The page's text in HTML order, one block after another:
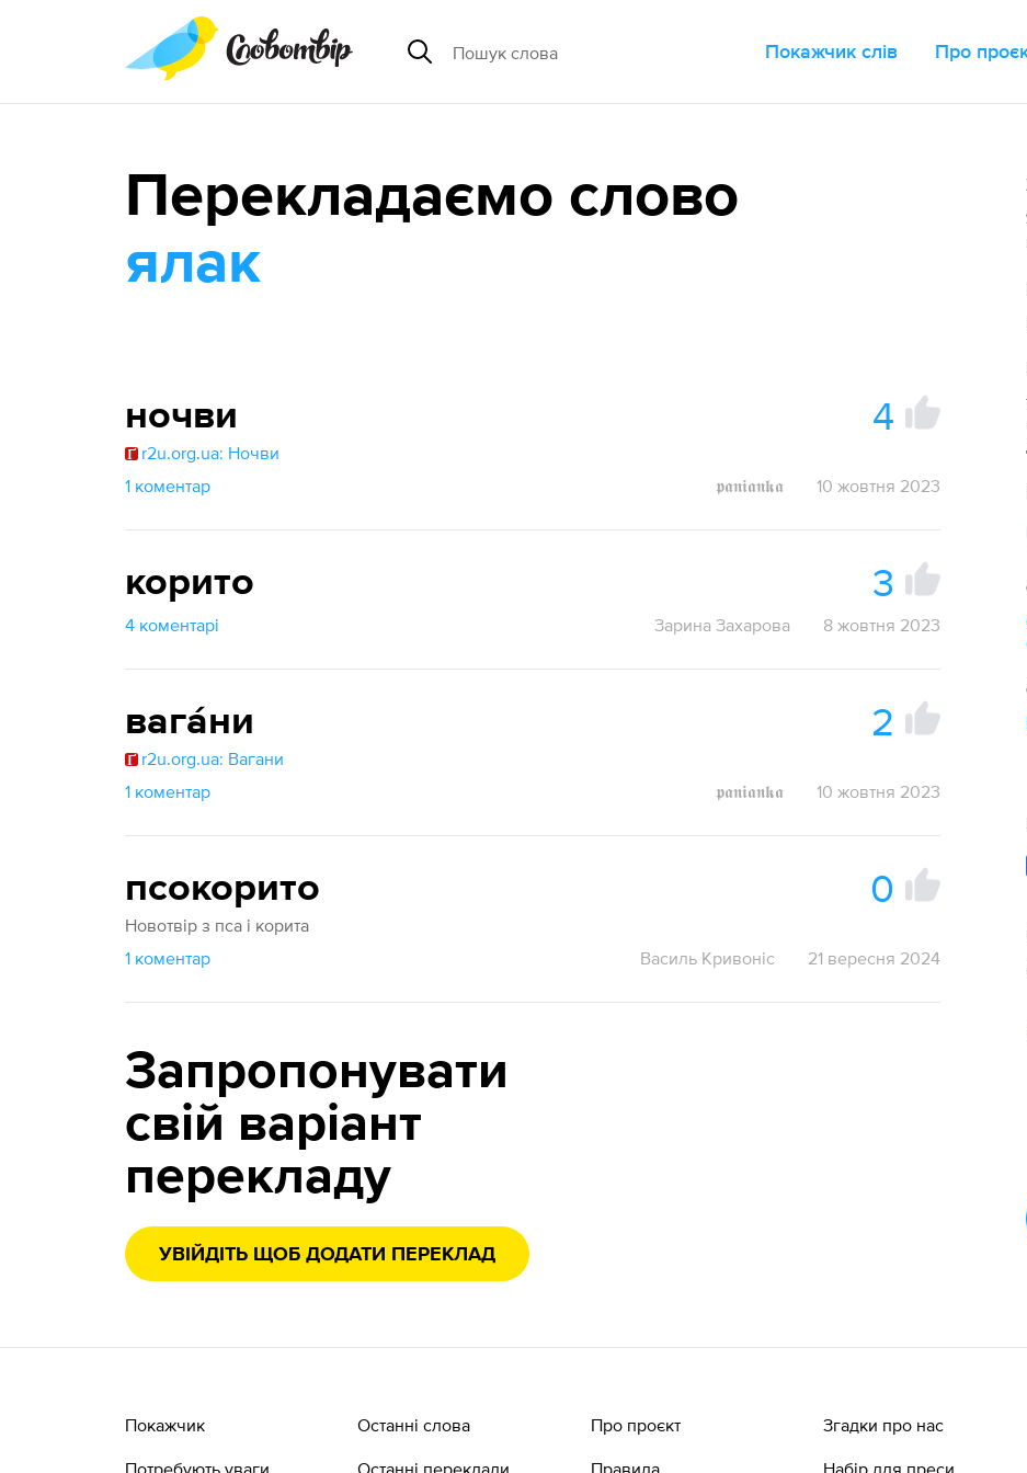
Покажчик слів Про
Перекладаємо слово
ялак
ночви 4
r2u.org.ua: Ночви
1 коментар
𝖕𝖆𝖓𝖎𝖆𝖓𝖐𝖆 10 жовтня 2023
корито 3
4 коментарі Зарина Захарова 8 жовтня 2023
вага́ни 2
r2u.org.ua: Вагани
1 коментар
𝖕𝖆𝖓𝖎𝖆𝖓𝖐𝖆 10 жовтня 2023
псокорито 0
Новотвір з пса і корита
1 коментар
Василь Кривоніс 21 вересня 2024
Запропонувати
свій варіант
перекладу
УВІЙДІТЬ ЩОБ ДОДАТИ ПЕРЕКЛАД
Покажчик
Потребують уваги
Останні слова
Останні переклади
Про проєкт
Правила
Згадки про нас
Набір для преси